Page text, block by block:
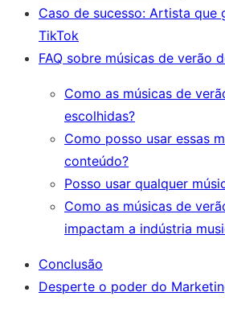
Caso de sucesso: Artista que
TikTok
FAQ sobre músicas de verão
Como as músicas de
escolhidas?
Como posso usar essas
conteúdo?
Posso usar qualquer
Como as músicas de
impactam a indústria
Conclusão
Desperte o poder do